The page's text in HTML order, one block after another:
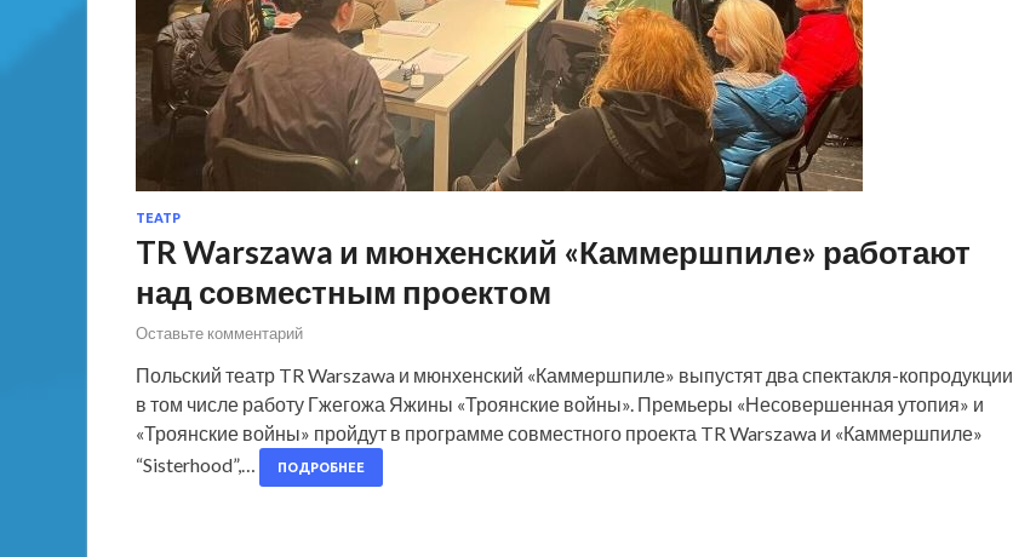
ТЕАТР
TR Warszawa и мюнхенский «Каммершпиле» работают
над совместным проектом
Оставьте комментарий
Польский театр TR Warszawa и мюнхенский «Каммершпиле» выпустят два спектакля-копродукции,
в том числе работу Гжегожа Яжины «Троянские войны». Премьеры «Несовершенная утопия» и
«Троянские войны» пройдут в программе совместного проекта TR Warszawa и «Каммершпиле»
“Sisterhood”,…
ПОДРОБНЕЕ